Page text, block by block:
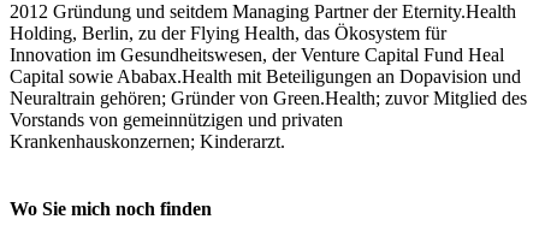
2012 Gründung und seitdem Managing Partner der Eternity.Health
Holding, Berlin, zu der Flying Health, das Ökosystem für
Innovation im Gesundheitswesen, der Venture Capital Fund Heal
Capital sowie Ababax.Health mit Beteiligungen an Dopavision und
Neuraltrain gehören; Gründer von Green.Health; zuvor Mitglied des
Vorstands von gemeinnützigen und privaten
Krankenhauskonzernen; Kinderarzt.
Wo Sie mich noch finden